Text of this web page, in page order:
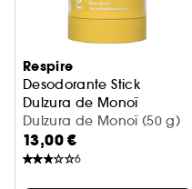
Respire
Desodorante Stick
Dulzura de Monoï
Eficacia 48H
Dulzura de Monoï (50 g)
13,00 €
6